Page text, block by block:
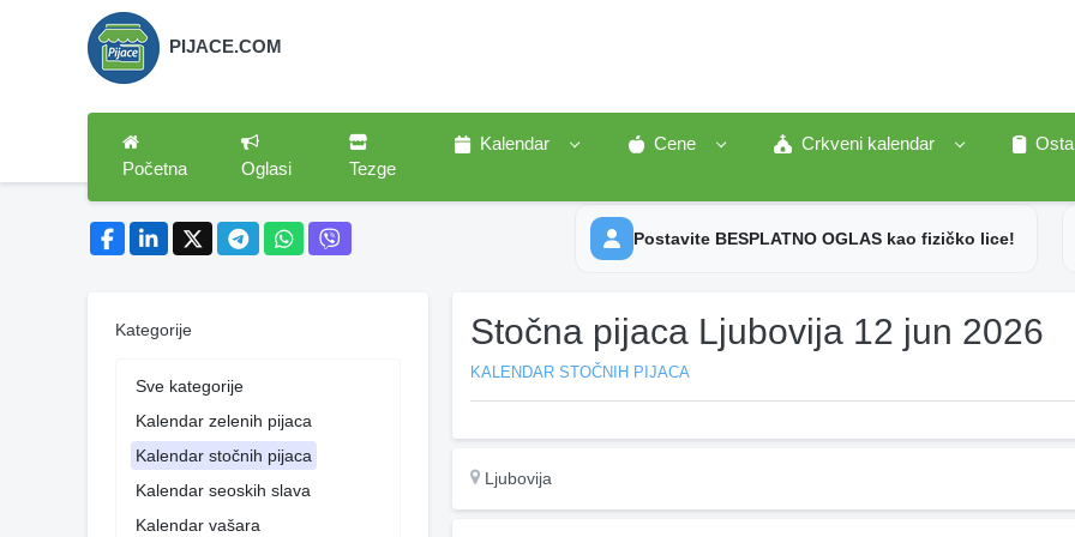
PIJACE.COM
Početna Oglasi Tezge
Kalendar Cene Crkveni kalendar
Postavite BESPLATNO OGLAS kao fizičko lice!
Kategorije
Sve kategorije
Kalendar zelenih pijaca
Kalendar stočnih pijaca
Kalendar seoskih slava
Kalendar vašara
Stočna pijaca Ljubovija 12 jun 2026
KALENDAR STOČNIH PIJACA
Ljubovija